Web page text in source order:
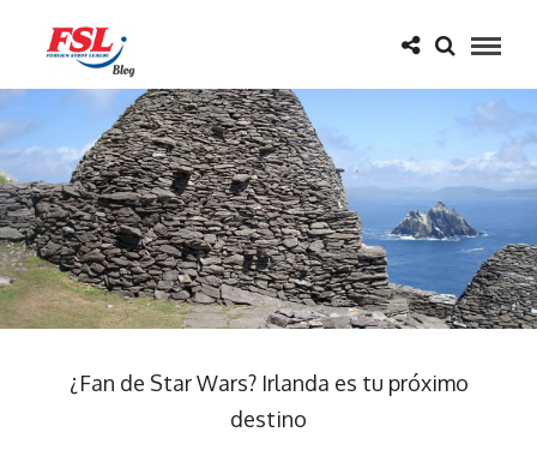
¿Fan de Star Wars? Irlanda es tu próximo
destino